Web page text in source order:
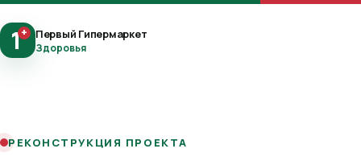
1+ Первый Гипермаркет
Здоровья
РЕКОНСТРУКЦИЯ ПРОЕКТА